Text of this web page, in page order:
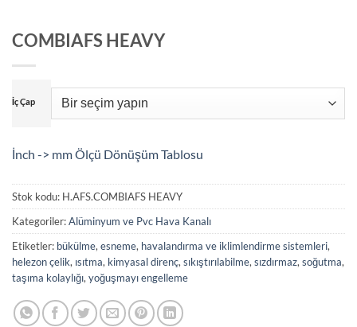
COMBIAFS HEAVY
İç Çap
İnch -> mm Ölçü Dönüşüm Tablosu
Stok kodu: H.AFS.COMBIAFS HEAVY
Kategoriler:Alüminyum ve Pvc Hava Kanalı
Etiketler: bükülme, esneme, havalandırma ve iklimlendirme sistemleri,
helezon çelik, ısıtma, kimyasal direnç, sıkıştırılabilme, sızdırmaz, soğutma,
taşıma kolaylığı, yoğuşmayı engelleme